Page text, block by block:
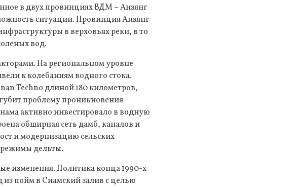
в двух провинциях ВДМ – Анзянг
ситуации. Провинция Анзянг
в верховьях реки, в то
вод.
На региональном уровне
к колебаниям водного стока.
Techno длиной 180 километров,
проблему проникновения
активно инвестировало в водную
обширная сеть дамб, каналов и
и модернизацию сельских
дельты.
изменения. Политика конца 1990-х
пойм в Сиамский залив с целью